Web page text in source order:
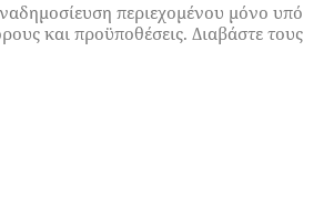
περιεχομένου μόνο υπό
και προϋποθέσεις. Διαβάστε τους